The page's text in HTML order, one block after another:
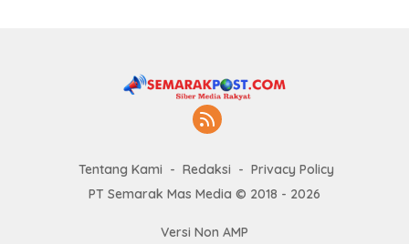
Tentang Kami Redaksi
Privacy Policy
PT Semarak Mas Media © 2018 - 2026
Versi Non AMP